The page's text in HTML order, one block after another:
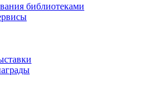
библиотеками